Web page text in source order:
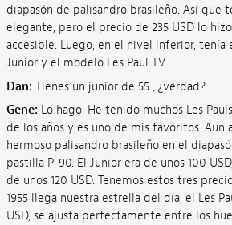
diapasón de palisandro brasileño. Así que
elegante, pero el precio de 235 USD lo
accesible. Luego, en el nivel inferior, tenía
Junior y el modelo Les Paul TV.
Dan: Tienes un júnior de 55 , ¿verdad?
Gene: Lo hago. He tenido muchos Les
de los años y es uno de mis favoritos. Aun
hermoso palisandro brasileño en el
pastilla P-90. El Junior era de unos 100
de unos 120 USD. Tenemos estos tres
1955 llega nuestra estrella del día, el Les
USD, se ajusta perfectamente entre los